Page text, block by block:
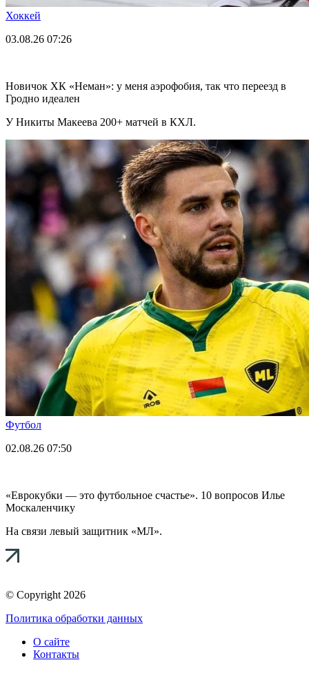
Хоккей
03.08.26 07:26
Новичок ХК «Неман»: у меня аэрофобия, так что переезд в
Гродно идеален
У Никиты Макеева 200+ матчей в КХЛ.
Футбол
02.08.26 07:50
«Еврокубки — это футбольное счастье». 10 вопросов Илье
Москаленчику
На связи левый защитник «МЛ».
© Copyright 2026
Политика обработки данных
О сайте
Контакты